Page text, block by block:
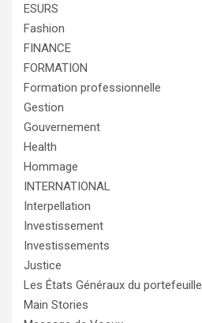
ESURS
Fashion
FINANCE
FORMATION
Formation professionnelle
Gestion
Gouvernement
Health
Hommage
INTERNATIONAL
Interpellation
Investissement
Investissements
Justice
Les États Généraux du portefeuille
Main Stories